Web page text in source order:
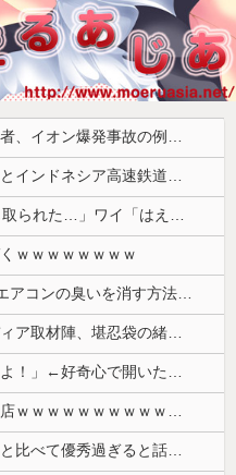
ミヤネ屋に出演した左派の社会学者、イオン爆発事故の例のテナントに理解を示して……
「安物買いの銭失いだったねぇ」とインドネシア高速鉄道の最終処分に日本側騒然、国家予算は使わないというと何が財源なんだ？
積水ハウス「地面師に55億円騙し取られた…」ワイ「はえーかわいそう…会社滅茶苦茶やろなぁ」→
ｗｗｗｗｗｗｗｗ
韓国人「日本のXで話題になったエアコンの臭いを消す方法をご覧ください」→「これマジ？」
熊本の被災地で暴れまくったメディア取材陣、堪忍袋の緒が切れた地元住民が苦情を寄せまくった結果……
【悲報】「ブロック人数を調べるよ！」←好奇心で開いたら終わるサイトだった【HotTweets】
ハズレのフードコートに必ずある店ｗｗｗｗｗｗｗｗｗｗｗｗ
【画像】日本さん、避難所が各国と比べて優秀過ぎると話題に